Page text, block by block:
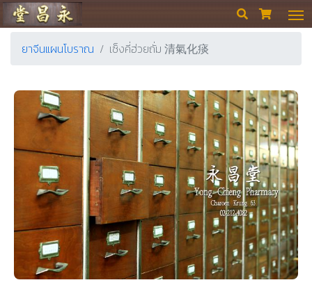
ร้านขายยา ย่งเชียงตึ๊ง  
ยาจีนแผนโบราณ เซ็งคี่ฮ่วยถั่ม 清氣化痰